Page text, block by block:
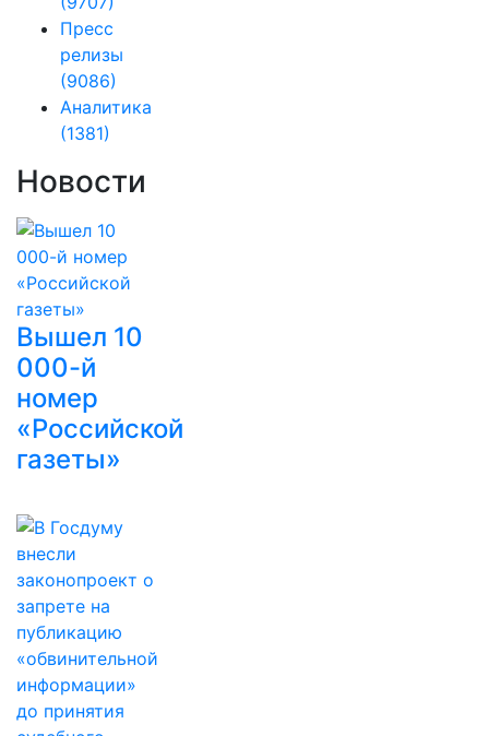
Пресс
релизы
(9086)
Аналитика
(1381)
Новости
Вышел 10
000-й
номер
«Российской
газеты»